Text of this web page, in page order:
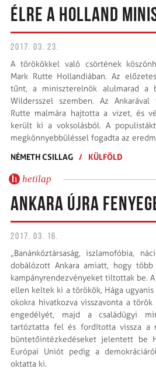
ÉLRE A HOLLAND
2017. 03. 23.
A törökökkel való csörtének
Mark Rutte Hollandiában. Az
tűnt, a miniszterelnök alulmarad a
Wildersszel szemben. Az
Rutte malmára hajtotta a vizet, és
került ki a voksolásból. A
megkönnyebbüléssel fogadta az
NÉMETH CSILLAG / KÜLFÖLD
hetilap
ANKARA ÚJRA
2017. 03. 16.
„Banánköztársaság, iszlamofóbia,
dobálózott Ankara amiatt, hogy
kampányrendezvényeket tiltottak be.
ellen keltek ki a törökök, Hága
okokra hivatkozva visszavonta a
engedélyét, majd a családügyi
tartóztatta fel és fordította vissza a
büntetőintézkedéseket jelentett be
Európai Uniót pedig a
oktatta ki.